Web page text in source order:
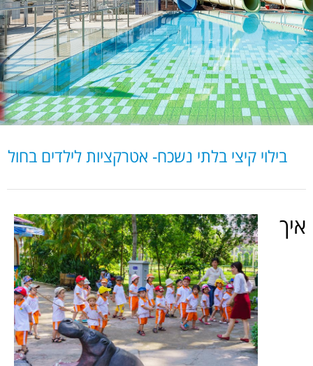
בילוי קיצי בלתי נשכח- אטרקציות לילדים בחולון
איך